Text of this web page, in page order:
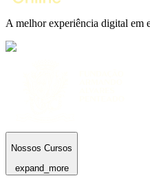
A melhor experiência digital em
Nossos Cursos
expand_more